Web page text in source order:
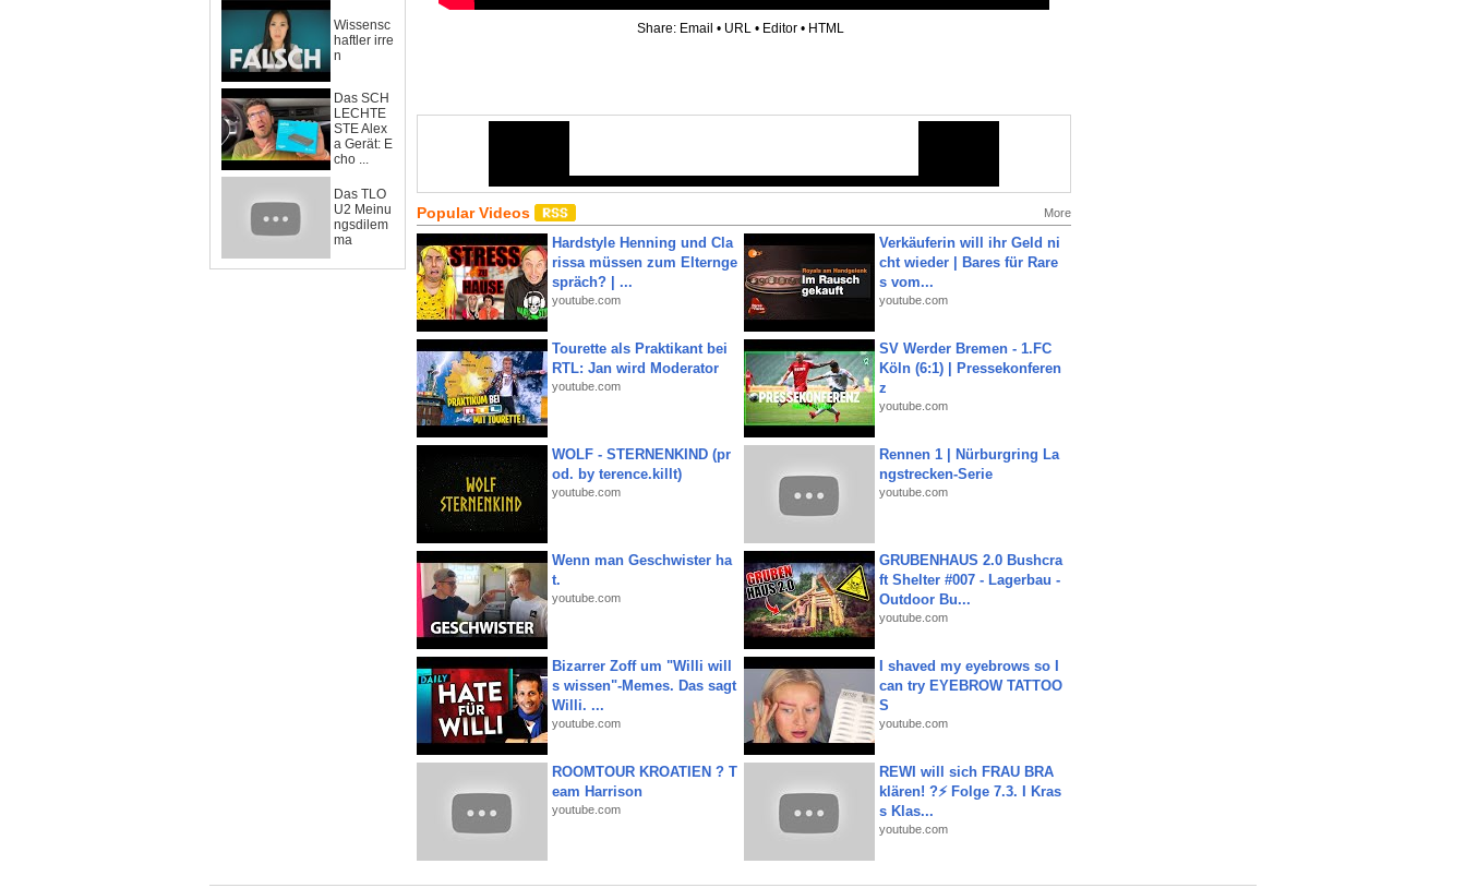
Wissensc
haftler irre
n
Das SCH
LECHTE
STE Alex
a Gerät: E
cho ...
Das TLO
U2 Meinu
ngsdilem
ma
Share: Email • URL • Editor • HTML
Popular Videos More
Hardstyle Henning und Cla
rissa müssen zum Elternge
spräch? | ...
youtube.com
Verkäuferin will ihr Geld ni
cht wieder | Bares für Rare
s vom...
youtube.com
Tourette als Praktikant bei
RTL: Jan wird Moderator
youtube.com
SV Werder Bremen - 1.FC
Köln (6:1) | Pressekonferen
z
youtube.com
WOLF - STERNENKIND (pr
od. by terence.killt)
youtube.com
Rennen 1 | Nürburgring La
ngstrecken-Serie
youtube.com
Wenn man Geschwister ha
t.
youtube.com
GRUBENHAUS 2.0 Bushcra
ft Shelter #007 - Lagerbau -
Outdoor Bu...
youtube.com
Bizarrer Zoff um "Willi will
s wissen"-Memes. Das sagt
Willi. ...
youtube.com
I shaved my eyebrows so I
can try EYEBROW TATTOO
S
youtube.com
ROOMTOUR KROATIEN ? T
eam Harrison
youtube.com
REWI will sich FRAU BRA
klären! ?⚡️ Folge 7.3. I Kras
s Klas...
youtube.com